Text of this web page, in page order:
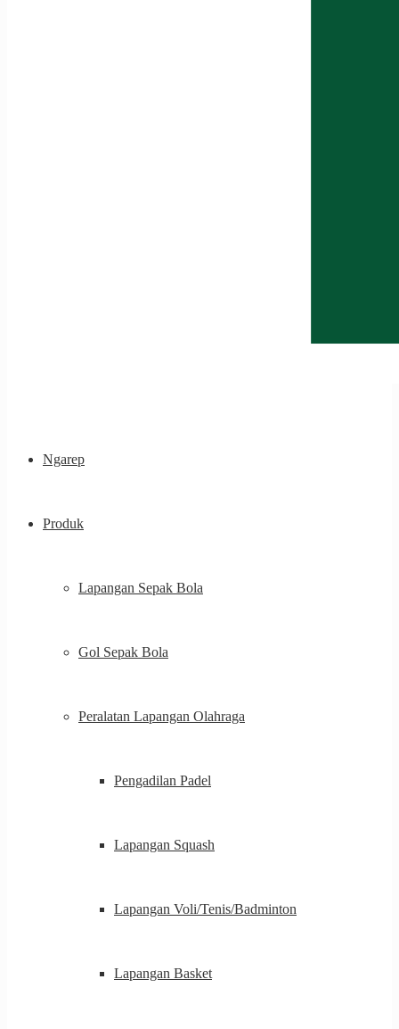
Ngarep
Produk
Lapangan Sepak Bola
Gol Sepak Bola
Peralatan Lapangan Olahraga
Pengadilan Padel
Lapangan Squash
Lapangan Voli/Tenis/Badminton
Lapangan Basket